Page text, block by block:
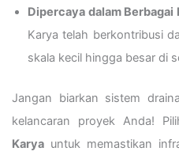
Dipercaya dalam
Karya telah berkontribusi
skala kecil hingga besar di
Jangan biarkan sistem
kelancaran proyek Anda!
Karya untuk memastikan